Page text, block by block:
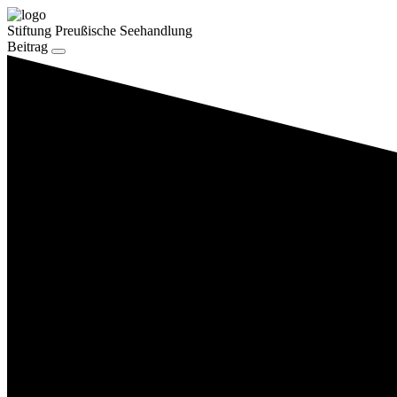
Stiftung Preußische Seehandlung
Beitrag